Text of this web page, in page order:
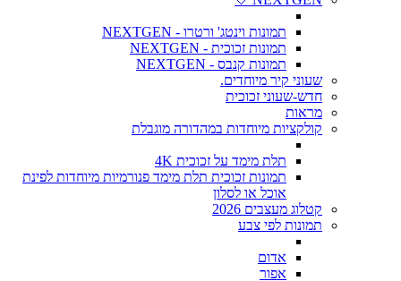
תמונות וינטג' ורטרו - NEXTGEN
תמונות זכוכית - NEXTGEN
תמונות קנבס - NEXTGEN
שעוני קיר מיוחדים.
חדש-שעוני זכוכית
מראות
קולקציות מיוחדות במהדורה מוגבלת
תלת מימד על זכוכית 4K
תמונות זכוכית תלת מימד פנורמיות מיוחדות לפינת
אוכל או לסלון
קטלוג מעצבים 2026
תמונות לפי צבע
אדום
אפור